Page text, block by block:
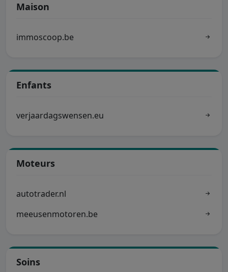
Maison
immoscoop.be
Enfants
verjaardagswensen.eu
Moteurs
autotrader.nl
meeusenmotoren.be
Soins